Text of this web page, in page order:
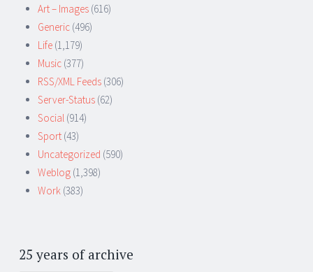
Art – Images (616)
Generic (496)
Life (1,179)
Music (377)
RSS/XML Feeds (306)
Server-Status (62)
Social (914)
Sport (43)
Uncategorized (590)
Weblog (1,398)
Work (383)
25 years of archive